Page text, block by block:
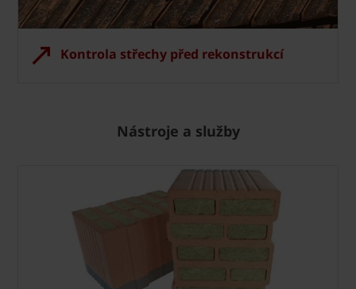
Kontrola střechy před rekonstrukcí
Nástroje a služby